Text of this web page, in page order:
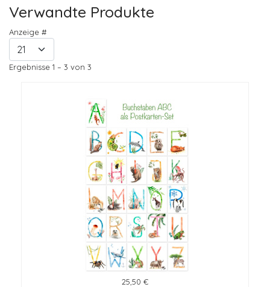
Verwandte Produkte
Anzeige #
Ergebnisse 1 – 3 von 3
25,50 €